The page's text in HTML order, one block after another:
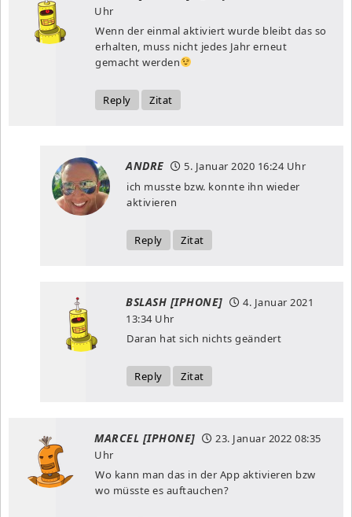
Uhr
Wenn der einmal aktiviert wurde bleibt das so
erhalten, muss nicht jedes Jahr erneut
gemacht werden
Reply Zitat
ANDRE 5. Januar 2020 16:24 Uhr
ich musste bzw. konnte ihn wieder
aktivieren
Reply Zitat
BSLASH [IPHONE]
4. Januar 2021
13:34 Uhr
Daran hat sich nichts geändert
Reply Zitat
MARCEL [IPHONE] 23. Januar 2022 08:35
Uhr
Wo kann man das in der App aktivieren bzw
wo müsste es auftauchen?